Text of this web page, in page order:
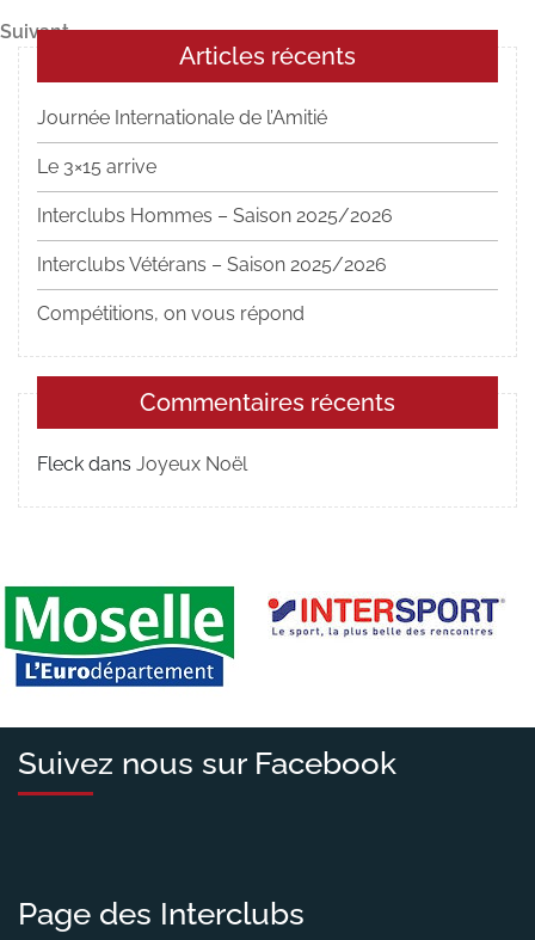
l’article
Article
suivant
Suivant
Articles récents
Journée Internationale de l’Amitié
Le 3×15 arrive
Interclubs Hommes – Saison 2025/2026
Interclubs Vétérans – Saison 2025/2026
Compétitions, on vous répond
Commentaires récents
Fleck dans Joyeux Noël
Suivez nous sur Facebook
Page des Interclubs